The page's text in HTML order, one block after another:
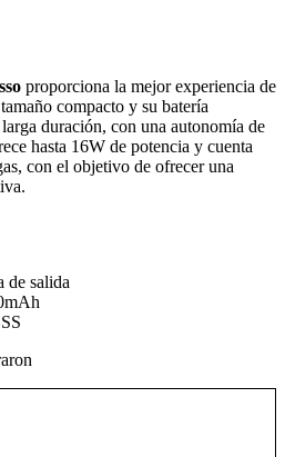
proporciona la mejor experiencia de
compacto y su batería
duración, con una autonomía de
hasta 16W de potencia y cuenta
con el objetivo de ofrecer una
de salida